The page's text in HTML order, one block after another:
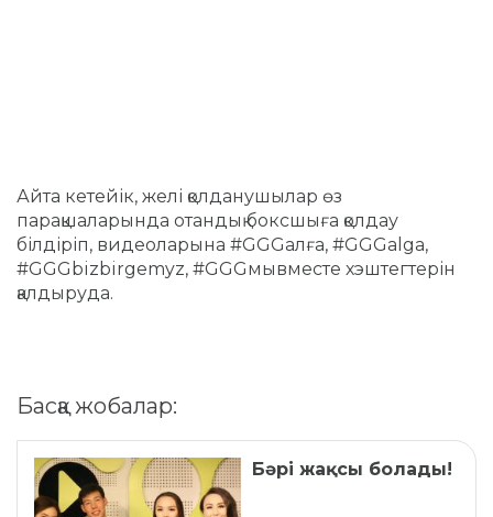
Айта кетейік, желі қолданушылар өз
парақшаларында отандық боксшыға қолдау
білдіріп, видеоларына #GGGалға, #GGGalga,
#GGGbizbirgemyz, #GGGмывместе хэштегтерін
қалдыруда.
Басқа жобалар:
Бәрі жақсы болады!